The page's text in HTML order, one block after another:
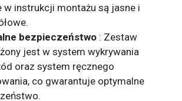
w instrukcji montażu są jasne i
bezpieczeństwo : Zestaw
jest w system wykrywania
oraz system ręcznego
co gwarantuje optymalne